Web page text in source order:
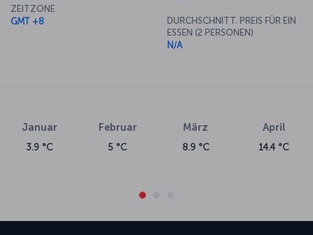
ZEITZONE
GMT +8
DURCHSCHNITT. PREIS FÜR EIN
ESSEN (2 PERSONEN)
N/A
Januar
3.9 °C
Februar
5 °C
März
8.9 °C
April
14.4 °C